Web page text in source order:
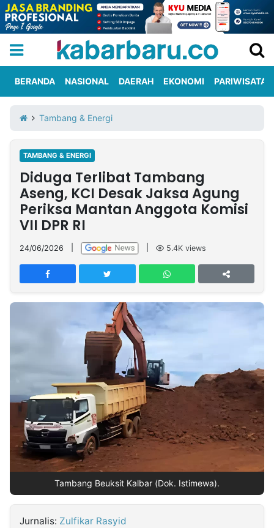
Iklan
Berita
Kami
Nasional
International
Olahraga
Entertainment
Daerah
Pariwisata
Kuliner
Kolom
Network
PT
TREETAN
MULTIMEDIA
INDONESIA
Follow
Kabarbaru
BERANDA NASIONAL DAERAH EKONOMI PARIWISATA
Tambang & Energi
TAMBANG & ENERGI
Diduga Terlibat Tambang
Aseng, KCI Desak Jaksa Agung
Periksa Mantan Anggota Komisi
VII DPR RI
24/06/2026 5.4K views
Tambang Beuksit Kalbar (Dok. Istimewa).
Jurnalis: Zulfikar Rasyid